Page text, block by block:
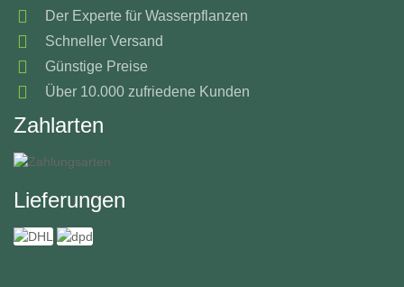
Der Experte für Wasserpflanzen
Schneller Versand
Günstige Preise
Über 10.000 zufriedene Kunden
Zahlarten
Lieferungen